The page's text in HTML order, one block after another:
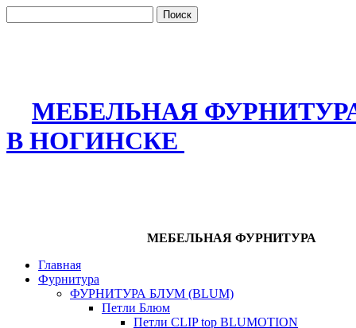
МЕБЕЛЬНАЯ
В НОГИНСКЕ
МЕБЕЛЬНАЯ ФУРНИТУРА
Главная
Фурнитура
ФУРНИТУРА БЛУМ (BLUM)
Петли Блюм
Петли CLIP top BLUMOTION